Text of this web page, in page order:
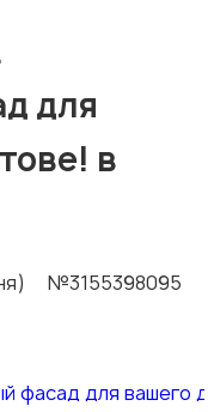
для
в
№3155398095